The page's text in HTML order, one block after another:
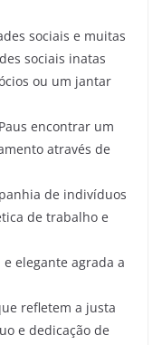
sociais e muitas
sociais inatas
ou um jantar
encontrar um
através de
de indivíduos
de trabalho e
elegante agrada a
refletem a justa
e dedicação de